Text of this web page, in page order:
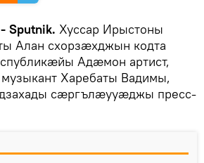
Sputnik. Хуссар Ирыстоны
Алан схорзӕхджын кодта
Адӕмон артист,
Харебаты Вадимы,
сӕргълӕууӕджы пресс-